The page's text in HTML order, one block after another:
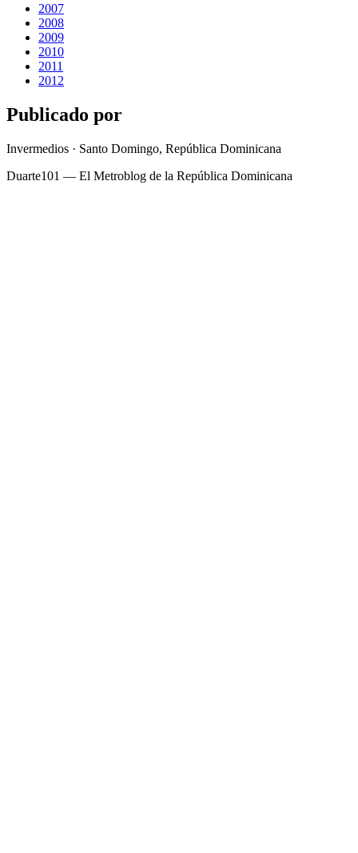
2007
2008
2009
2010
2011
2012
Publicado por
Invermedios · Santo Domingo, República Dominicana
Duarte101 — El Metroblog de la República Dominicana